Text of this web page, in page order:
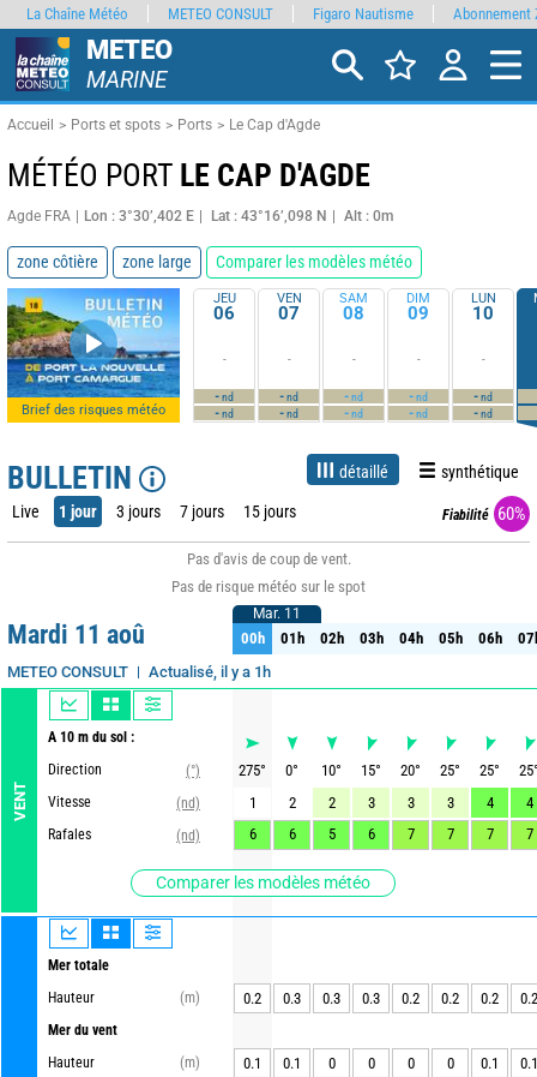
METEO
MARINE
Accueil Ports et spots Ports Le Cap d'Agde
MÉTÉO PORT LE CAP D'AGDE
Agde FRA Lon : 3°30’,402 E Lat : 43°16’,098 N Alt : 0m
zone côtière zone large Comparer les modèles météo
Brief des risques météo
JEU
06
-
-nd
-nd
VEN
07
-
-nd
-nd
SAM
08
-
-nd
-nd
DIM
09
-
-nd
-nd
LUN
10
-
-nd
-nd
BULLETIN détaillé synthétique
Live 1 jour 3 jours 7 jours 15 jours Fiabilité 60%
Pas d'avis de coup de vent.
Pas de risque météo sur le spot
Mardi 11 aoû
METEO CONSULT Actualisé, il y a 1h
VENT
A 10 m du sol :
Direction
(°)
Vitesse
(nd)
Rafales
(nd)
Comparer les modèles météo
Mer totale
Hauteur
(m)
Mer du vent
Hauteur
(m)
Mar. 11
00h 01h 02h 03h 04h 05h 06h
Mar. 11
00h 01h 02h 03h 04h 05h 06h
275° 0° 10° 15° 20° 25° 25° 25
1
2 2 3 3 3 4
4
6
6 5 6 7 7 7 7
0.2 0.3 0.3 0.3 0.2 0.2 0.2 0.2
0.1 0.1 0 0 0 0 0.1 0.1
La Chaîne Météo METEO CONSULT Figaro Nautisme Abonnement